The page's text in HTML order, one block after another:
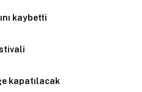
kaybetti
kapatılacak